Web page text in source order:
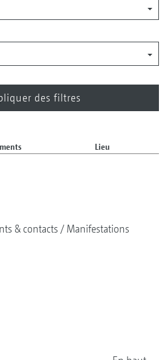
Lieu
& contacts
Manifestations